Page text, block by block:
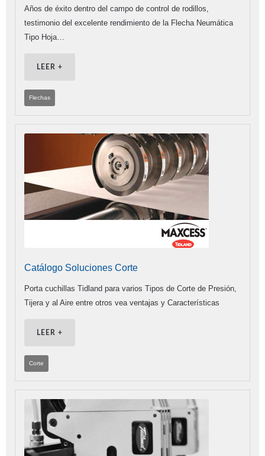
Años de éxito dentro del campo de control de rodillos,
testimonio del excelente rendimiento de la Flecha Neumática
Tipo Hoja…
LEER +
Flechas
Catálogo Soluciones Corte
Porta cuchillas Tidland para varios Tipos de Corte de Presión,
Tijera y al Aire entre otros vea ventajas y Características
LEER +
Corte